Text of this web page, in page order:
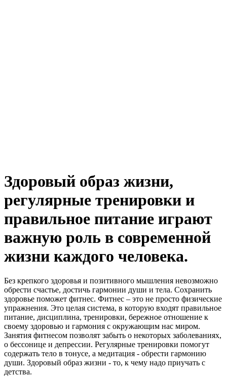
Здоровый образ жизни,
регулярные тренировки и
правильное питание играют
важную роль в современной
жизни каждого человека.
Без крепкого здоровья и позитивного мышления невозможно
обрести счастье, достичь гармонии души и тела. Сохранить
здоровье поможет фитнес. Фитнес – это не просто физические
упражнения. Это целая система, в которую входят правильное
питание, дисциплина, тренировки, бережное отношение к
своему здоровью и гармония с окружающим нас миром.
Занятия фитнесом позволят забыть о некоторых заболеваниях,
о бессонице и депрессии. Регулярные тренировки помогут
содержать тело в тонусе, а медитация - обрести гармонию
души. Здоровый образ жизни - то, к чему надо приучать с
детства.